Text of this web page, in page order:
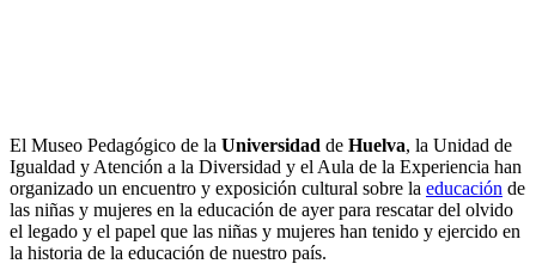
El Museo Pedagógico de la Universidad de Huelva, la Unidad de
Igualdad y Atención a la Diversidad y el Aula de la Experiencia han
organizado un encuentro y exposición cultural sobre la educación de
las niñas y mujeres en la educación de ayer para rescatar del olvido
el legado y el papel que las niñas y mujeres han tenido y ejercido en
la historia de la educación de nuestro país.